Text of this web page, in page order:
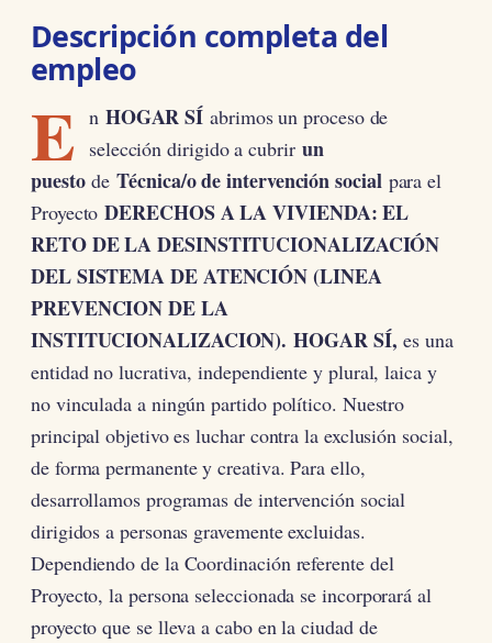
Descripción completa del
empleo
E n HOGAR SÍ abrimos un proceso de
selección dirigido a cubrir un
puestodeTécnica/o de intervención social para el
ProyectoDERECHOS A LA VIVIENDA: EL
RETO DE LA DESINSTITUCIONALIZACIÓN
DEL SISTEMA DE ATENCIÓN (LINEA
PREVENCION DE LA
INSTITUCIONALIZACION). HOGAR SÍ, es una
entidad no lucrativa, independiente y plural, laica y
no vinculada a ningún partido político. Nuestro
principal objetivo es luchar contra la exclusión social,
de forma permanente y creativa. Para ello,
desarrollamos programas de intervención social
dirigidos a personas gravemente excluidas.
Dependiendo de la Coordinación referente del
Proyecto, la persona seleccionada se incorporará al
proyecto que se lleva a cabo en la ciudad de